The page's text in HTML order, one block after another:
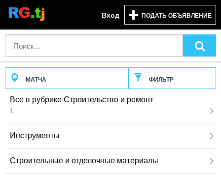
Вход ПОДАТЬ ОБЪЯВЛЕНИЕ
МАТЧА ФИЛЬТР
Все в рубрике Строительство и ремонт
1
Инструменты
Строительные и отделочные материалы